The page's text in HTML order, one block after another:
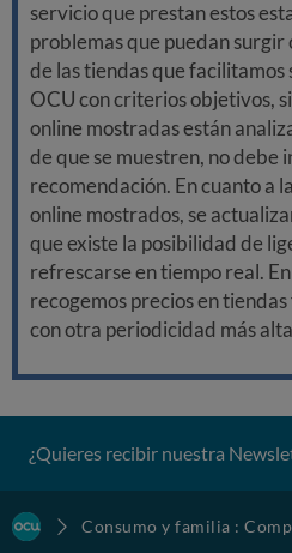
servicio que prestan estos
problemas que puedan surgir
de las tiendas que facilitamos
OCU con criterios objetivos,
online mostradas están
de que se muestren, no debe
recomendación. En cuanto a
online mostrados, se
que existe la posibilidad de
refrescarse en tiempo real.
recogemos precios en
con otra periodicidad más
¿Quieres recibir nuestra
Consumo y familia :